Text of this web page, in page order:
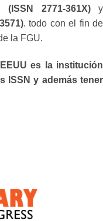
(ISSN 2771-361X)y
. todo con el fin de
la FGU.
es la institución
ISSN y además tener